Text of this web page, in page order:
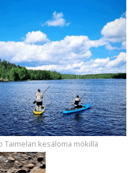
Taimelan kesäloma mökillä